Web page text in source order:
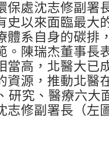
保處沈志修副署
史以來面臨最大
體系自身的碳排
。陳瑞杰董事長
當高，北醫大已
資源，推動北醫
研究、醫療六大
志修副署長（左